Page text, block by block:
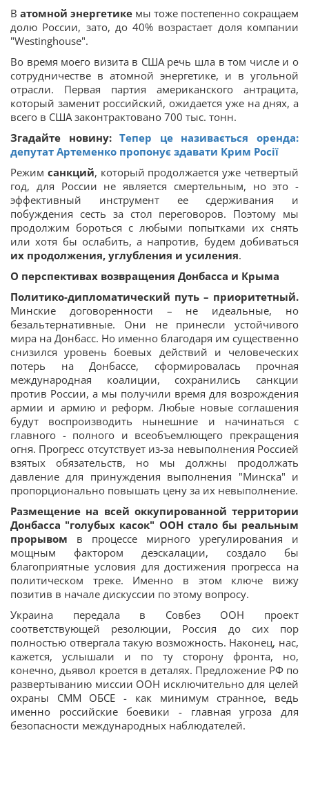
В атомной энергетике мы тоже постепенно сокращаем
долю России, зато, до 40% возрастает доля компании
"Westinghouse".
Во время моего визита в США речь шла в том числе и о
сотрудничестве в атомной энергетике, и в угольной
отрасли. Первая партия американского антрацита,
который заменит российский, ожидается уже на днях, а
всего в США законтрактовано 700 тыс. тонн.
Згадайте новину:Тепер це називається оренда:
депутат Артеменко пропонує здавати Крим Росії
Режим санкций, который продолжается уже четвертый
год, для России не является смертельным, но это -
эффективный инструмент ее сдерживания и
побуждения сесть за стол переговоров. Поэтому мы
продолжим бороться с любыми попытками их снять
или хотя бы ослабить, а напротив, будем добиваться
их продолжения, углубления и усиления.
О перспективах возвращения Донбасса и Крыма
Политико-дипломатический путь – приоритетный.
Минские договоренности – не идеальные, но
безальтернативные. Они не принесли устойчивого
мира на Донбасс. Но именно благодаря им существенно
снизился уровень боевых действий и человеческих
потерь на Донбассе, сформировалась прочная
международная коалиции, сохранились санкции
против России, а мы получили время для возрождения
армии и армию и реформ. Любые новые соглашения
будут воспроизводить нынешние и начинаться с
главного - полного и всеобъемлющего прекращения
огня. Прогресс отсутствует из-за невыполнения Россией
взятых обязательств, но мы должны продолжать
давление для принуждения выполнения "Минска" и
пропорционально повышать цену за их невыполнение.
Размещение на всей оккупированной территории
Донбасса "голубых касок" ООН стало бы реальным
прорывом в процессе мирного урегулирования и
мощным фактором деэскалации, создало бы
благоприятные условия для достижения прогресса на
политическом треке. Именно в этом ключе вижу
позитив в начале дискуссии по этому вопросу.
Украина передала в Совбез ООН проект
соответствующей резолюции, Россия до сих пор
полностью отвергала такую возможность. Наконец, нас,
кажется, услышали и по ту сторону фронта, но,
конечно, дьявол кроется в деталях. Предложение РФ по
развертыванию миссии ООН исключительно для целей
охраны СММ ОБСЕ - как минимум странное, ведь
именно российские боевики - главная угроза для
безопасности международных наблюдателей.